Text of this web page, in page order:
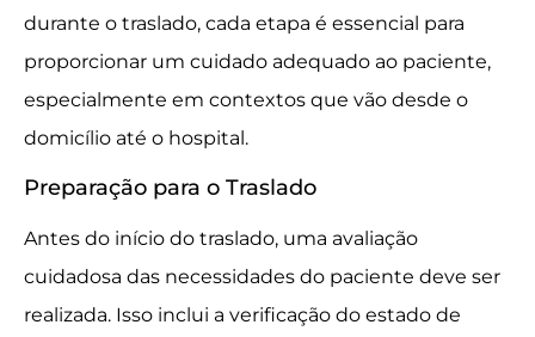
durante o traslado, cada etapa é essencial para
proporcionar um cuidado adequado ao paciente,
especialmente em contextos que vão desde o
domicílio até o hospital.
Preparação para o Traslado
Antes do início do traslado, uma avaliação
cuidadosa das necessidades do paciente deve ser
realizada. Isso inclui a verificação do estado de